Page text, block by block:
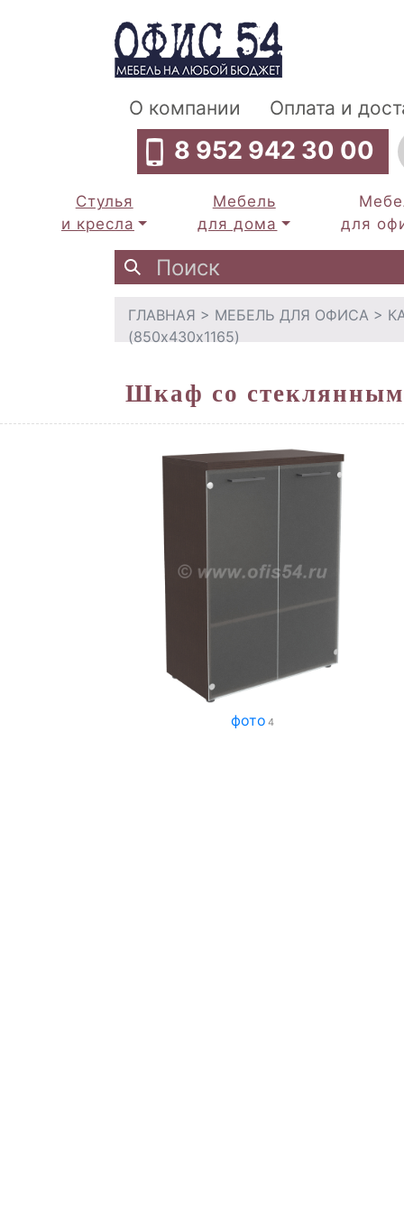
О компании Оплата и
8 952 942 30 00
Стулья
и кресла
Мебель
для дома
для
ГЛАВНАЯ > МЕБЕЛЬ ДЛЯ ОФИСА >
(850х430х1165)
Шкаф со
фото 4